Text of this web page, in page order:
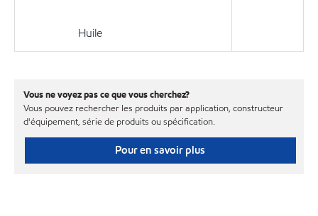
Huile
Vous ne voyez pas ce que vous cherchez?
Vous pouvez rechercher les produits par application, constructeur
d'équipement, série de produits ou spécification.
Pour en savoir plus